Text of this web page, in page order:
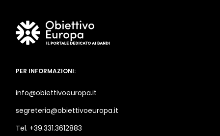
PER INFORMAZIONI:
info@obiettivoeuropa.it
segreteria@obiettivoeuropa.it
Tel. +39.331.3612883